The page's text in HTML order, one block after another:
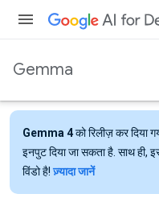
Gemma
Gemma 4को रिलीज़ कर दिया
इनपुट दिया जा सकता है. साथ
विंडो है!ज़्यादा जानें